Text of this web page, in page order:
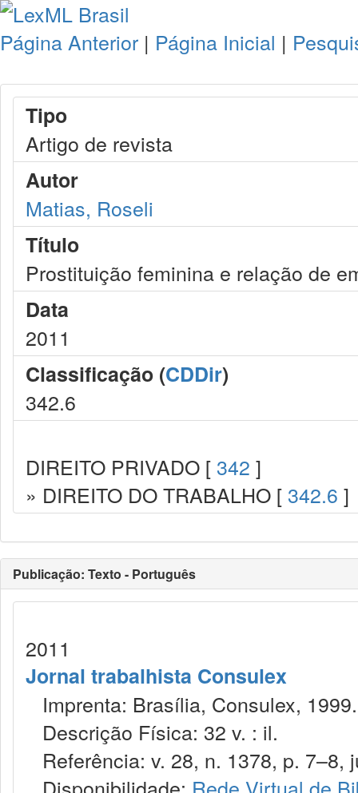
Página Anterior | Página Inicial |
Tipo
Artigo de revista
Autor
Matias, Roseli
Título
Prostituição feminina e relação de
Data
2011
Classificação (CDDir)
342.6
DIREITO PRIVADO [ 342 ]
» DIREITO DO TRABALHO [ 342.6 ]
Publicação: Texto - Português
2011
Jornal trabalhista Consulex
Imprenta: Brasília, Consulex, 1999.
Descrição Física: 32 v. : il.
Referência: v. 28, n. 1378, p. 7–8,